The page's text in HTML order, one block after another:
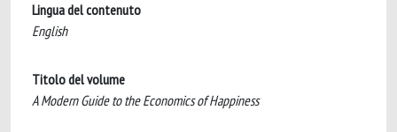
Lingua del contenuto
English
Titolo del volume
A Modern Guide to the Economics of Happiness